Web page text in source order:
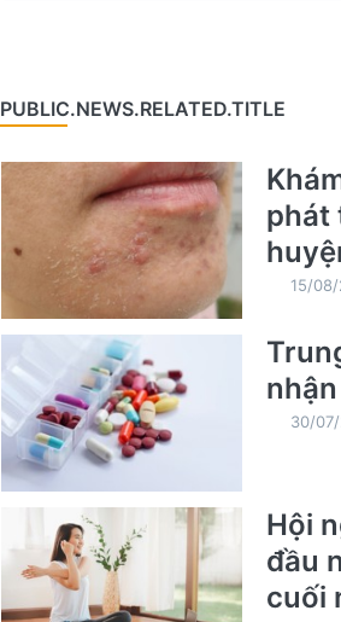
PUBLIC.NEWS.RELATED.TITLE
phát
15/08/
30/
Hội
đầu
cuối